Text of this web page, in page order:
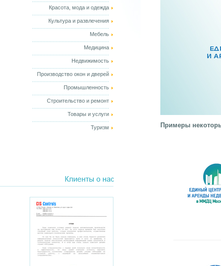
Красота, мода и одежда
Культура и развлечения
Мебель
Медицина
Недвижимость
Производство окон и дверей
Промышленность
Строительство и ремонт
Товары и услуги
Туризм Примеры